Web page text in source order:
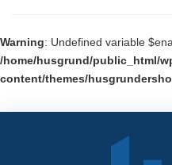
Warning: Undefined variable
/home/husgrund/public_html/
content/themes/